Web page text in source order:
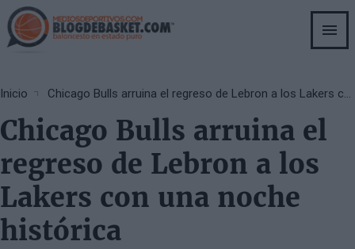
Skip
to
main
Breadcrumb
Inicio Chicago Bulls arruina el regreso de Lebron a los Lakers con una noche histórica
Chicago Bulls arruina el
regreso de Lebron a los
Lakers con una noche
histórica